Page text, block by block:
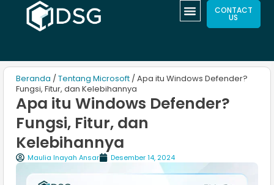
CONTACT
US
Beranda / Tentang Microsoft / Apa itu Windows Defender?
Fungsi, Fitur, dan Kelebihannya
Apa itu Windows Defender?
Fungsi, Fitur, dan
Kelebihannya
Maulia Inayah Ansar Desember 14, 2024